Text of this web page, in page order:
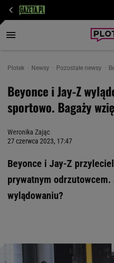
Plotek Newsy Pozostałe newsy
Beyonce i Jay-Z
sportowo. Bagaży
Weronika Zając
27 czerwca 2023, 17:47
Beyonce i Jay-Z
prywatnym
wylądowaniu?